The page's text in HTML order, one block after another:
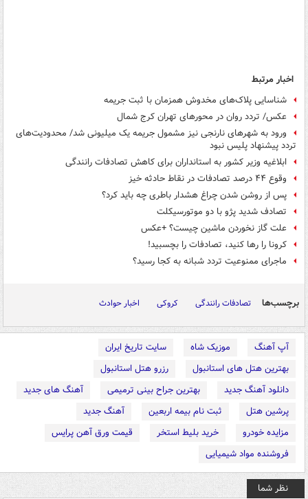
اخبار مرتبط
شناسایی پلاک‌های مخدوش همزمان با ثبت جریمه
عکس/ تردد روان در محورهای تهران کرج شمال
ورود به شهرهای نارنجی نیز مشمول جریمه یک میلیونی شد/ محدودیت‌های
تردد پیشنهاد پلیس نبود
ابلاغیه وزیر کشور به استانداران برای کاهش تصادفات رانندگی
وقوع ۴۴ درصد تصادفات در نقاط حادثه خیز
پس از روشن شدن چراغ هشدار باطری چه باید کرد؟
تصادف شدید پژو با دو موتورسیکلت
علت گاز نخوردن ماشین چیست؟ +عکس
کرونا را رها کنید، تصادفات را بچسبید!
ماجرای ممنوعیت تردد شبانه به کجا رسید؟
برچسب‌ها تصادفات رانندگی کروکی اخبار حوادث
آپ آهنگ موزیک شاه
سایت تاریخ ایران
بهترین هتل های استانبول
رزرو هتل استانبول
دانلود آهنگ جدید
بهترین جراح بینی ترمیمی
آهنگ های جدید
پرشین هتل
ثبت نام بیمه اربعین
آهنگ جدید
مزایده خودرو
خرید بلیط استخر
قیمت ورق آهن پرایس
فروشنده مواد شیمیایی
نظر شما